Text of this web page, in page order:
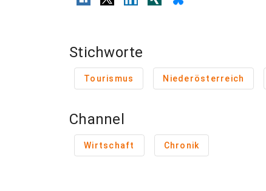
Stichworte
Tourismus Niederösterreich
Channel
Wirtschaft Chronik